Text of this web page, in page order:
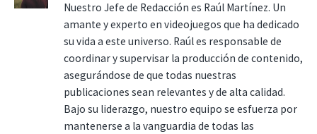
Nuestro Jefe de Redacción es Raúl Martínez. Un
amante y experto en videojuegos que ha dedicado
su vida a este universo. Raúl es responsable de
coordinar y supervisar la producción de contenido,
asegurándose de que todas nuestras
publicaciones sean relevantes y de alta calidad.
Bajo su liderazgo, nuestro equipo se esfuerza por
mantenerse a la vanguardia de todas las